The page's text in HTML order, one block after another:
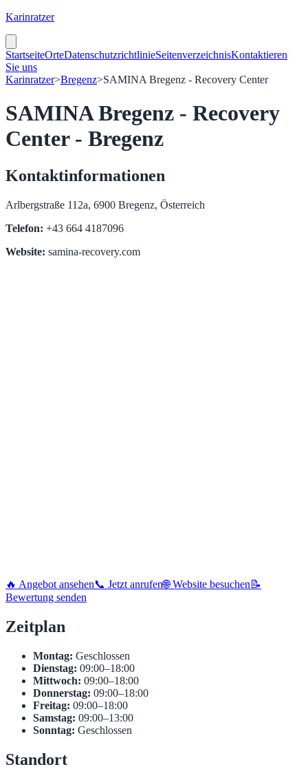
Karinratzer
StartseiteOrteDatenschutzrichtlinieSeitenverzeichnisKontaktieren
Sie uns
Karinratzer>Bregenz>SAMINA Bregenz - Recovery Center
SAMINA Bregenz - Recovery
Center - Bregenz
Kontaktinformationen
Arlbergstraße 112a, 6900 Bregenz, Österreich
Telefon: +43 664 4187096
Website: samina-recovery.com
🔥 Angebot ansehen📞 Jetzt anrufen🌐 Website besuchen 📝
Bewertung senden
Zeitplan
Montag: Geschlossen
Dienstag: 09:00–18:00
Mittwoch: 09:00–18:00
Donnerstag: 09:00–18:00
Freitag: 09:00–18:00
Samstag: 09:00–13:00
Sonntag: Geschlossen
Standort